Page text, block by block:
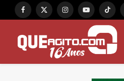
Facebook
X
InstagramYouTubeTikTok